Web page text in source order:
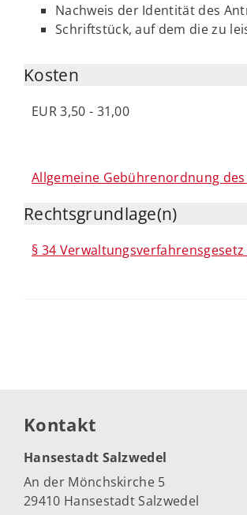
Nachweis der Identität des
Schriftstück, auf dem die zu
Kosten
EUR 3,50 - 31,00
Allgemeine Gebührenordnung des
Rechtsgrundlage(n)
§ 34 Verwaltungsverfahrensgesetz
Kontakt
Hansestadt Salzwedel
An der Mönchskirche 5
29410 Hansestadt Salzwedel